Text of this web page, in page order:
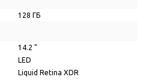
128 ГБ
14.2 "
LED
Liquid Retina XDR